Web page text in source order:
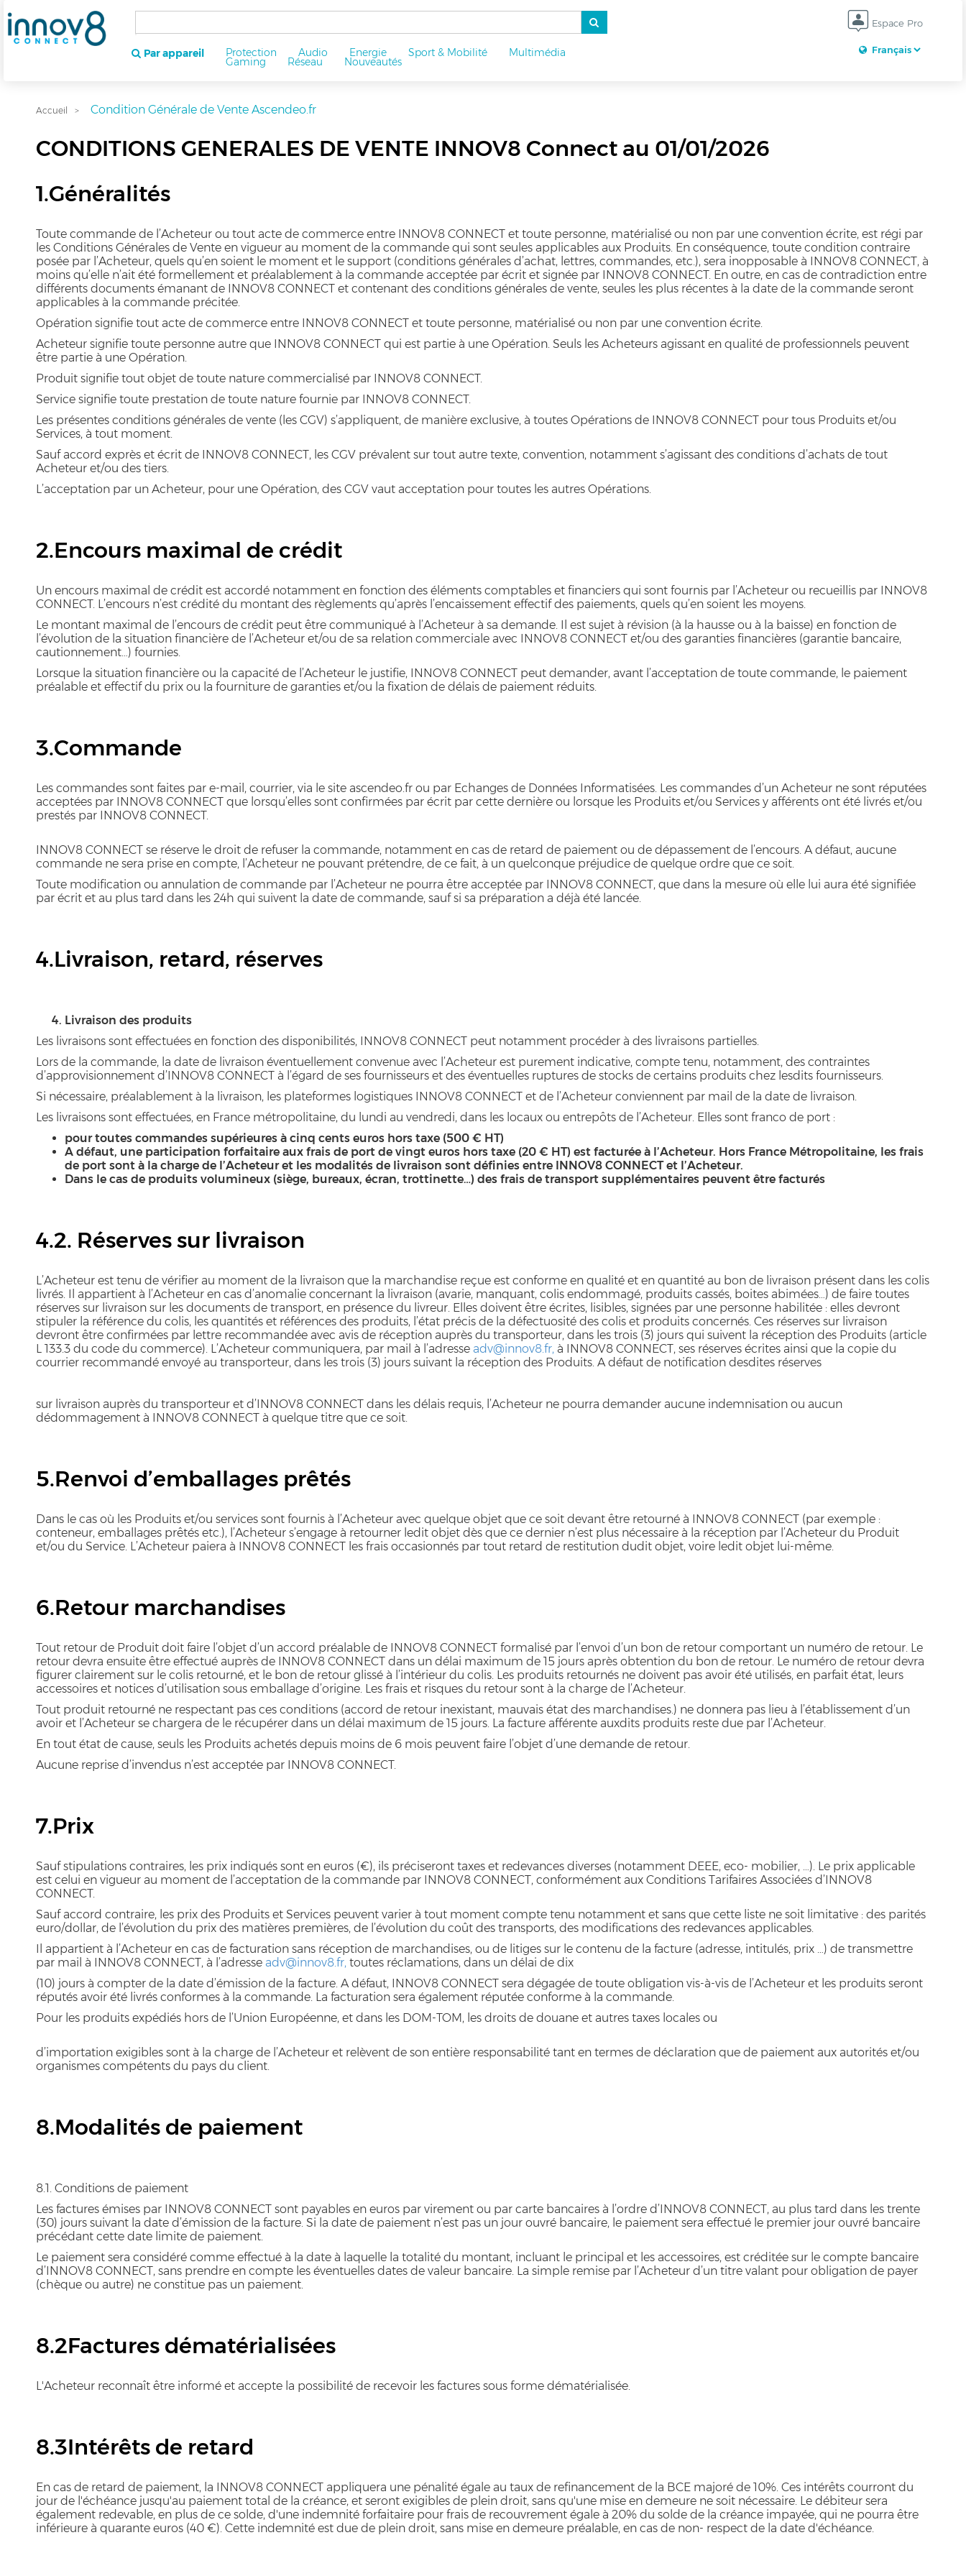
Espace Pro
Par appareil Protection Audio Energie Sport & Mobilité Multimédia
Gaming Réseau Nouveautés
Accueil Condition Générale de Vente Ascendeo.fr
CONDITIONS GENERALES DE VENTE INNOV8 Connect au 01/01/2026
1.Généralités
Toute commande de l’Acheteur ou tout acte de commerce entre INNOV8 CONNECT et toute personne, matérialisé ou non par une convention écrite, est régi par
les Conditions Générales de Vente en vigueur au moment de la commande qui sont seules applicables aux Produits. En conséquence, toute condition contraire
posée par l’Acheteur, quels qu’en soient le moment et le support (conditions générales d’achat, lettres, commandes, etc.), sera inopposable à INNOV8 CONNECT, à
moins qu’elle n’ait été formellement et préalablement à la commande acceptée par écrit et signée par INNOV8 CONNECT. En outre, en cas de contradiction entre
différents documents émanant de INNOV8 CONNECT et contenant des conditions générales de vente, seules les plus récentes à la date de la commande seront
applicables à la commande précitée.
Opération signifie tout acte de commerce entre INNOV8 CONNECT et toute personne, matérialisé ou non par une convention écrite.
Acheteur signifie toute personne autre que INNOV8 CONNECT qui est partie à une Opération. Seuls les Acheteurs agissant en qualité de professionnels peuvent
être partie à une Opération.
Produit signifie tout objet de toute nature commercialisé par INNOV8 CONNECT.
Service signifie toute prestation de toute nature fournie par INNOV8 CONNECT.
Les présentes conditions générales de vente (les CGV) s’appliquent, de manière exclusive, à toutes Opérations de INNOV8 CONNECT pour tous Produits et/ou
Services, à tout moment.
Sauf accord exprès et écrit de INNOV8 CONNECT, les CGV prévalent sur tout autre texte, convention, notamment s’agissant des conditions d’achats de tout
Acheteur et/ou des tiers.
L’acceptation par un Acheteur, pour une Opération, des CGV vaut acceptation pour toutes les autres Opérations.
2.Encours maximal de crédit
Un encours maximal de crédit est accordé notamment en fonction des éléments comptables et financiers qui sont fournis par l’Acheteur ou recueillis par INNOV8
CONNECT. L’encours n’est crédité du montant des règlements qu’après l’encaissement effectif des paiements, quels qu’en soient les moyens.
Le montant maximal de l’encours de crédit peut être communiqué à l’Acheteur à sa demande. Il est sujet à révision (à la hausse ou à la baisse) en fonction de
l’évolution de la situation financière de l’Acheteur et/ou de sa relation commerciale avec INNOV8 CONNECT et/ou des garanties financières (garantie bancaire,
cautionnement…) fournies.
Lorsque la situation financière ou la capacité de l’Acheteur le justifie, INNOV8 CONNECT peut demander, avant l’acceptation de toute commande, le paiement
préalable et effectif du prix ou la fourniture de garanties et/ou la fixation de délais de paiement réduits.
3.Commande
Les commandes sont faites par e-mail, courrier, via le site ascendeo.fr ou par Echanges de Données Informatisées. Les commandes d’un Acheteur ne sont réputées
acceptées par INNOV8 CONNECT que lorsqu’elles sont confirmées par écrit par cette dernière ou lorsque les Produits et/ou Services y afférents ont été livrés et/ou
prestés par INNOV8 CONNECT.
INNOV8 CONNECT se réserve le droit de refuser la commande, notamment en cas de retard de paiement ou de dépassement de l’encours. A défaut, aucune
commande ne sera prise en compte, l’Acheteur ne pouvant prétendre, de ce fait, à un quelconque préjudice de quelque ordre que ce soit.
Toute modification ou annulation de commande par l’Acheteur ne pourra être acceptée par INNOV8 CONNECT, que dans la mesure où elle lui aura été signifiée
par écrit et au plus tard dans les 24h qui suivent la date de commande, sauf si sa préparation a déjà été lancée.
4.Livraison, retard, réserves
Livraison des produits
Les livraisons sont effectuées en fonction des disponibilités, INNOV8 CONNECT peut notamment procéder à des livraisons partielles.
Lors de la commande, la date de livraison éventuellement convenue avec l’Acheteur est purement indicative, compte tenu, notamment, des contraintes
d’approvisionnement d’INNOV8 CONNECT à l’égard de ses fournisseurs et des éventuelles ruptures de stocks de certains produits chez lesdits fournisseurs.
Si nécessaire, préalablement à la livraison, les plateformes logistiques INNOV8 CONNECT et de l’Acheteur conviennent par mail de la date de livraison.
Les livraisons sont effectuées, en France métropolitaine, du lundi au vendredi, dans les locaux ou entrepôts de l’Acheteur. Elles sont franco de port :
pour toutes commandes supérieures à cinq cents euros hors taxe (500 € HT)
A défaut, une participation forfaitaire aux frais de port de vingt euros hors taxe (20 € HT) est facturée à l’Acheteur. Hors France Métropolitaine, les frais
de port sont à la charge de l’Acheteur et les modalités de livraison sont définies entre INNOV8 CONNECT et l’Acheteur.
Dans le cas de produits volumineux (siège, bureaux, écran, trottinette…) des frais de transport supplémentaires peuvent être facturés
4.2. Réserves sur livraison
L’Acheteur est tenu de vérifier au moment de la livraison que la marchandise reçue est conforme en qualité et en quantité au bon de livraison présent dans les colis
livrés. Il appartient à l’Acheteur en cas d’anomalie concernant la livraison (avarie, manquant, colis endommagé, produits cassés, boites abimées…) de faire toutes
réserves sur livraison sur les documents de transport, en présence du livreur. Elles doivent être écrites, lisibles, signées par une personne habilitée : elles devront
stipuler la référence du colis, les quantités et références des produits, l’état précis de la défectuosité des colis et produits concernés. Ces réserves sur livraison
devront être confirmées par lettre recommandée avec avis de réception auprès du transporteur, dans les trois (3) jours qui suivent la réception des Produits (article
L 133.3 du code du commerce). L’Acheteur communiquera, par mail à l’adresseadv@innov8.fr, à INNOV8 CONNECT, ses réserves écrites ainsi que la copie du
courrier recommandé envoyé au transporteur, dans les trois (3) jours suivant la réception des Produits. A défaut de notification desdites réserves
sur livraison auprès du transporteur et d’INNOV8 CONNECT dans les délais requis, l’Acheteur ne pourra demander aucune indemnisation ou aucun
dédommagement à INNOV8 CONNECT à quelque titre que ce soit.
5.Renvoi d’emballages prêtés
Dans le cas où les Produits et/ou services sont fournis à l’Acheteur avec quelque objet que ce soit devant être retourné à INNOV8 CONNECT (par exemple :
conteneur, emballages prêtés etc.), l’Acheteur s’engage à retourner ledit objet dès que ce dernier n’est plus nécessaire à la réception par l’Acheteur du Produit
et/ou du Service. L’Acheteur paiera à INNOV8 CONNECT les frais occasionnés par tout retard de restitution dudit objet, voire ledit objet lui-même.
6.Retour marchandises
Tout retour de Produit doit faire l’objet d’un accord préalable de INNOV8 CONNECT formalisé par l’envoi d’un bon de retour comportant un numéro de retour. Le
retour devra ensuite être effectué auprès de INNOV8 CONNECT dans un délai maximum de 15 jours après obtention du bon de retour. Le numéro de retour devra
figurer clairement sur le colis retourné, et le bon de retour glissé à l’intérieur du colis. Les produits retournés ne doivent pas avoir été utilisés, en parfait état, leurs
accessoires et notices d’utilisation sous emballage d’origine. Les frais et risques du retour sont à la charge de l’Acheteur.
Tout produit retourné ne respectant pas ces conditions (accord de retour inexistant, mauvais état des marchandises.) ne donnera pas lieu à l’établissement d’un
avoir et l’Acheteur se chargera de le récupérer dans un délai maximum de 15 jours. La facture afférente auxdits produits reste due par l’Acheteur.
En tout état de cause, seuls les Produits achetés depuis moins de 6 mois peuvent faire l’objet d’une demande de retour.
Aucune reprise d’invendus n’est acceptée par INNOV8 CONNECT.
7.Prix
Sauf stipulations contraires, les prix indiqués sont en euros (€), ils préciseront taxes et redevances diverses (notamment DEEE, eco- mobilier, …). Le prix applicable
est celui en vigueur au moment de l’acceptation de la commande par INNOV8 CONNECT, conformément aux Conditions Tarifaires Associées d’INNOV8
CONNECT.
Sauf accord contraire, les prix des Produits et Services peuvent varier à tout moment compte tenu notamment et sans que cette liste ne soit limitative : des parités
euro/dollar, de l’évolution du prix des matières premières, de l’évolution du coût des transports, des modifications des redevances applicables.
Il appartient à l’Acheteur en cas de facturation sans réception de marchandises, ou de litiges sur le contenu de la facture (adresse, intitulés, prix …) de transmettre
par mail à INNOV8 CONNECT, à l’adresse adv@innov8.fr, toutes réclamations, dans un délai de dix
(10) jours à compter de la date d’émission de la facture. A défaut, INNOV8 CONNECT sera dégagée de toute obligation vis-à-vis de l’Acheteur et les produits seront
réputés avoir été livrés conformes à la commande. La facturation sera également réputée conforme à la commande.
Pour les produits expédiés hors de l’Union Européenne, et dans les DOM-TOM, les droits de douane et autres taxes locales ou
d’importation exigibles sont à la charge de l’Acheteur et relèvent de son entière responsabilité tant en termes de déclaration que de paiement aux autorités et/ou
organismes compétents du pays du client.
8.Modalités de paiement
8.1. Conditions de paiement
Les factures émises par INNOV8 CONNECT sont payables en euros par virement ou par carte bancaires à l’ordre d’INNOV8 CONNECT, au plus tard dans les trente
(30) jours suivant la date d’émission de la facture. Si la date de paiement n’est pas un jour ouvré bancaire, le paiement sera effectué le premier jour ouvré bancaire
précédant cette date limite de paiement.
Le paiement sera considéré comme effectué à la date à laquelle la totalité du montant, incluant le principal et les accessoires, est créditée sur le compte bancaire
d’INNOV8 CONNECT, sans prendre en compte les éventuelles dates de valeur bancaire. La simple remise par l’Acheteur d’un titre valant pour obligation de payer
(chèque ou autre) ne constitue pas un paiement.
8.2Factures dématérialisées
L'Acheteur reconnaît être informé et accepte la possibilité de recevoir les factures sous forme dématérialisée.
8.3Intérêts de retard
En cas de retard de paiement, la INNOV8 CONNECT appliquera une pénalité égale au taux de refinancement de la BCE majoré de 10%. Ces intérêts courront du
jour de l'échéance jusqu'au paiement total de la créance, et seront exigibles de plein droit, sans qu'une mise en demeure ne soit nécessaire. Le débiteur sera
également redevable, en plus de ce solde, d'une indemnité forfaitaire pour frais de recouvrement égale à 20% du solde de la créance impayée, qui ne pourra être
inférieure à quarante euros (40 €). Cette indemnité est due de plein droit, sans mise en demeure préalable, en cas de non- respect de la date d'échéance.